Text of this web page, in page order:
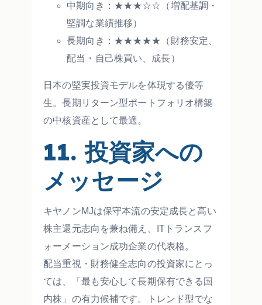
中期向き：★★★☆☆（増配基調・
堅調な業績推移）
長期向き：★★★★★（財務安定、
配当・自己株買い、成長）
日本の堅実投資モデルを体現する優等
生。長期リターン型ポートフォリオ構築
の中核資産として最適。
11. 投資家への
メッセージ
キヤノンMJは保守本流の安定成長と高い
株主還元志向を兼ね備え、ITトランスフ
ォーメーション成功企業の代表格。
配当重視・財務健全志向の投資家にとっ
ては、「最も安心して長期保有できる国
内株」の有力候補です。トレンド型でな